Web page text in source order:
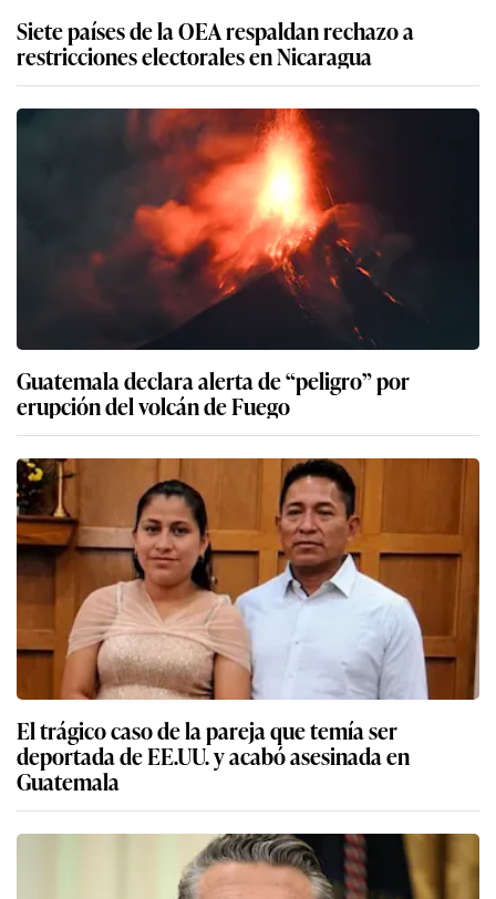
Siete países de la OEA respaldan rechazo a
restricciones electorales en Nicaragua
Guatemala declara alerta de “peligro” por
erupción del volcán de Fuego
El trágico caso de la pareja que temía ser
deportada de EE.UU. y acabó asesinada en
Guatemala